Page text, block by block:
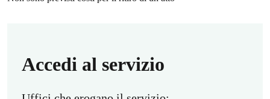
Accedi al servizio